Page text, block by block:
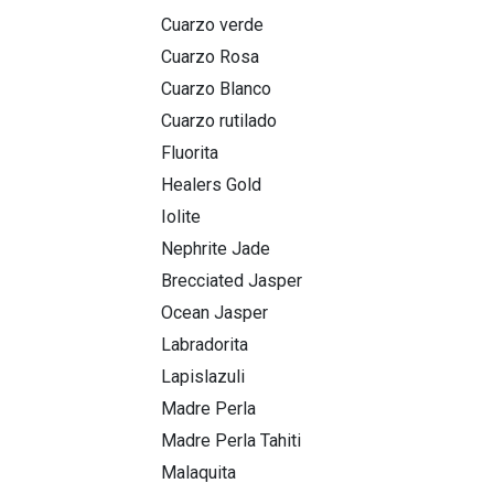
Cuarzo verde
Cuarzo Rosa
Cuarzo Blanco
Cuarzo rutilado
Fluorita
Healers Gold
Iolite
Nephrite Jade
Brecciated Jasper
Ocean Jasper
Labradorita
Lapislazuli
Madre Perla
Madre Perla Tahiti
Malaquita